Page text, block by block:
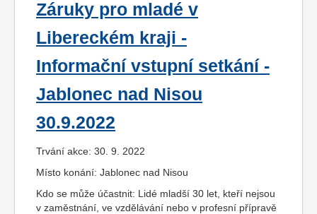
Záruky pro mladé v
Libereckém kraji -
Informační vstupní setkání -
Jablonec nad Nisou
30.9.2022
Trvání akce: 30. 9. 2022
Místo konání: Jablonec nad Nisou
Kdo se může účastnit: Lidé mladší 30 let, kteří nejsou
v zaměstnání, ve vzdělávání nebo v profesní přípravě